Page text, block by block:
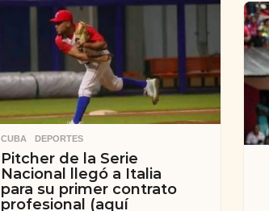
e
a
t
r
á
s
CUBA ,DEPORTES
Pitcher de la Serie
Nacional llegó a Italia
para su primer contrato
profesional (aquí